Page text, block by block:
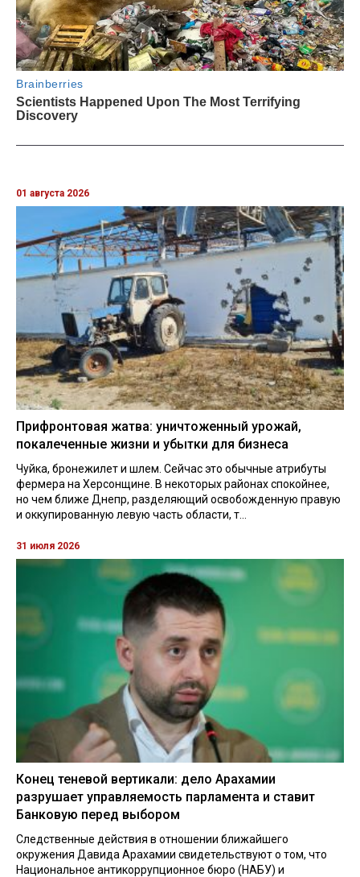
01 августа 2026
Прифронтовая жатва: уничтоженный урожай,
покалеченные жизни и убытки для бизнеса
Чуйка, бронежилет и шлем. Сейчас это обычные атрибуты
фермера на Херсонщине. В некоторых районах спокойнее,
но чем ближе Днепр, разделяющий освобожденную правую
и оккупированную левую часть области, т...
31 июля 2026
Конец теневой вертикали: дело Арахамии
разрушает управляемость парламента и ставит
Банковую перед выбором
Следственные действия в отношении ближайшего
окружения Давида Арахамии свидетельствуют о том, что
Национальное антикоррупционное бюро (НАБУ) и